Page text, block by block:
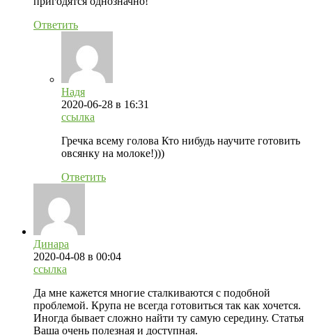
Ответить
Надя
2020-06-28 в 16:31
ссылка
Гречка всему голова Кто нибудь научите готовить
овсянку на молоке!)))
Ответить
Динара
2020-04-08 в 00:04
ссылка
Да мне кажется многие сталкиваются с подобной
проблемой. Крупа не всегда готовиться так как хочется.
Иногда бывает сложно найти ту самую середину. Статья
Ваша очень полезная и доступная.